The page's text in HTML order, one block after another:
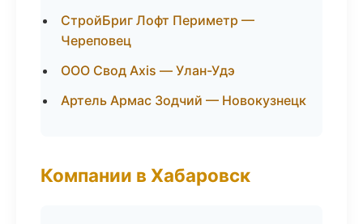
СтройБриг Лофт Периметр —
Череповец
ООО Свод Axis — Улан-Удэ
Артель Армас Зодчий — Новокузнецк
Компании в Хабаровск